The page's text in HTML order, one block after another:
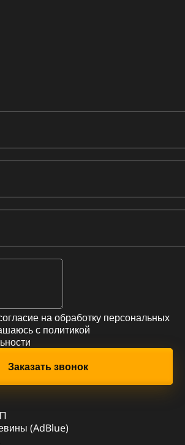
на обработку персональных
с политикой
(AdBlue)